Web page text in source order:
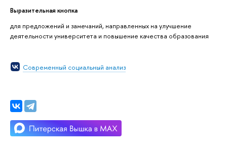
Выразительная кнопка
для предложений и замечаний, направленных на улучшение
деятельности университета и повышение качества образования
Современный социальный анализ